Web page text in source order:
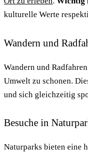
kulturelle Werte
Wandern und
Wandern und
Umwelt zu schonen.
und sich gleichzeitig
Besuche in
Naturparks bieten eine